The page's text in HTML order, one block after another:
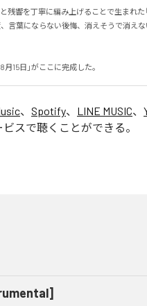
響を丁寧に編み上げることで生まれた「
言葉にならない後悔、消えそうで消え
15日」がここに完成した。
、 Spotify、 LINE MUSIC、
スで聴くことができる。